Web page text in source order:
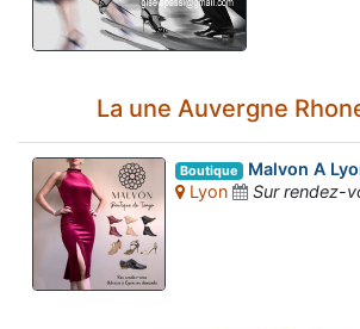
La une Auvergne
Boutique Malvon A
Lyon
Sur rendez-